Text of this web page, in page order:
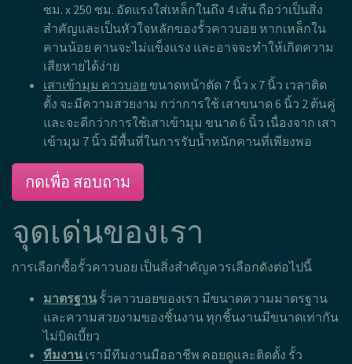
ซม. x 250 ซม. อัดแรงใส่เหล็กในถึง 4 เส้น ถือว่าเป็นสิ่ง
สำคัญและเป็นหัวใจหลักของรั้วคาวบอย หากเหล็กใน
คานน้อย คานจะไม่แข็งแรง และอาจจะทำให้เกิดความ
เสียหายได้ง่าย
เสาเข้ามุม คาวบอย ขนาดหน้าตัด 7 นิ้ว x 7 นิ้ว เวลาติด
ตั้ง จะมีความสวยงาม กว่าการใช้ เสาขนาด 6 นิ้ว 2 ต้นคู่
และจะดีกว่าการใช้เสาเข้ามุม ขนาด 6 นิ้ว เนื่องจาก เสา
เข้ามุม 7 นิ้ว มีพื้นที่ในการรับน้ำหนักคานที่เพียงพอ
กดเพื่อ สอบถาม
จุดเด่นของเรา
การเลือกซื้อรั้วคาวบอย เป็นสิ่งสำคัญควรเลือกดังต่อไปนี้
มาตรฐาน รั้วคาวบอยของเรา มีขนาดความมาตรฐาน
และความสวยงามของชิ้นงาน ทุกชิ้นงานมีขนาดเท่ากัน
ไม่บิดเบี้ยว
ทีมงาน เรามีทีมงานมืออาชีพ คอยดูและติดตั้ง รั้ว